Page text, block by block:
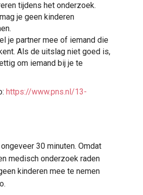
tijdens het onderzoek.
je geen kinderen
je partner mee of iemand die
Als de uitslag niet goed is,
om iemand bij je te
https://www.pns.nl/13-
30 minuten. Omdat
medisch onderzoek raden
kinderen mee te nemen